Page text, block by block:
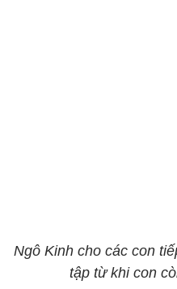
Ngô Kinh cho các con
tập từ khi con